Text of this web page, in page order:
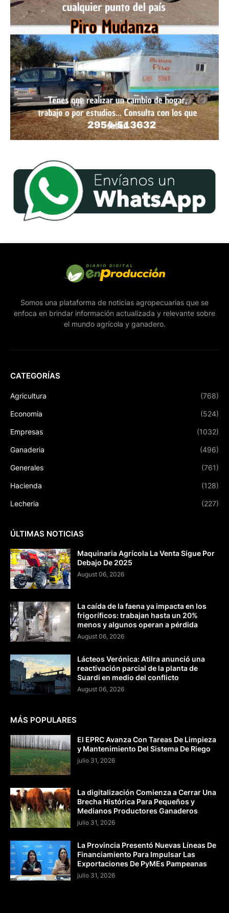
Somos una plataforma de noticias agropecuarias que se
enfoca en brindar información actualizada y relevante sobre
el mundo agrícola y ganadero.
CATEGORÍAS
Agricultura (768)
Economia (524)
Empresas (1032)
Ganaderia (496)
Generales (761)
Hacienda (128)
Lecheria (227)
ÚLTIMAS NOTICIAS
Maquinaria Agrícola La Venta Sigue Por
Debajo De 2025
August 06, 2026
La caída de la faena ya impacta en los
frigoríficos: trabajan hasta un 20%
menos y algunos operan a pérdida
August 06, 2026
Lácteos Verónica: Atilra anunció una
reactivación parcial de la planta de
Suardi en medio del conflicto
August 06, 2026
MÁS POPULARES
El EPRC Avanza Con Tareas De Limpieza
y Mantenimiento Del Sistema De Riego
julio 31, 2026
La digitalización Comienza a Cerrar Una
Brecha Histórica Para Pequeños y
Medianos Productores Ganaderos
julio 31, 2026
La Provincia Presentó Nuevas Líneas De
Financiamiento Para Impulsar Las
Exportaciones De PyMEs Pampeanas
julio 31, 2026